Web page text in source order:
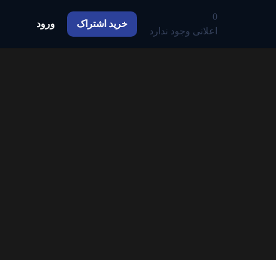
0
اعلانی وجود ندارد
خرید اشتراک ورود